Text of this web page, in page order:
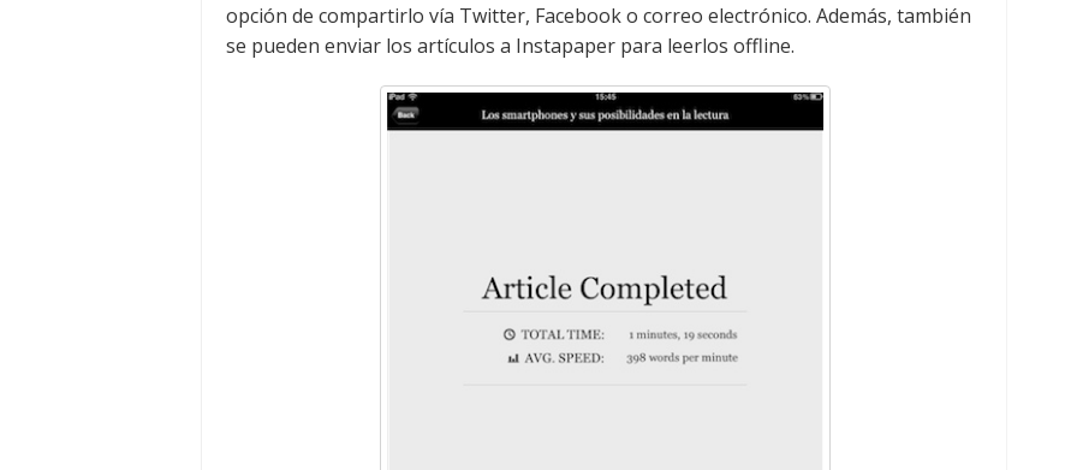
opción de compartirlo vía Twitter, Facebook o correo electrónico. Además, también
se pueden enviar los artículos a Instapaper para leerlos offline.